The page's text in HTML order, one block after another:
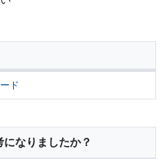
ド
になりましたか？